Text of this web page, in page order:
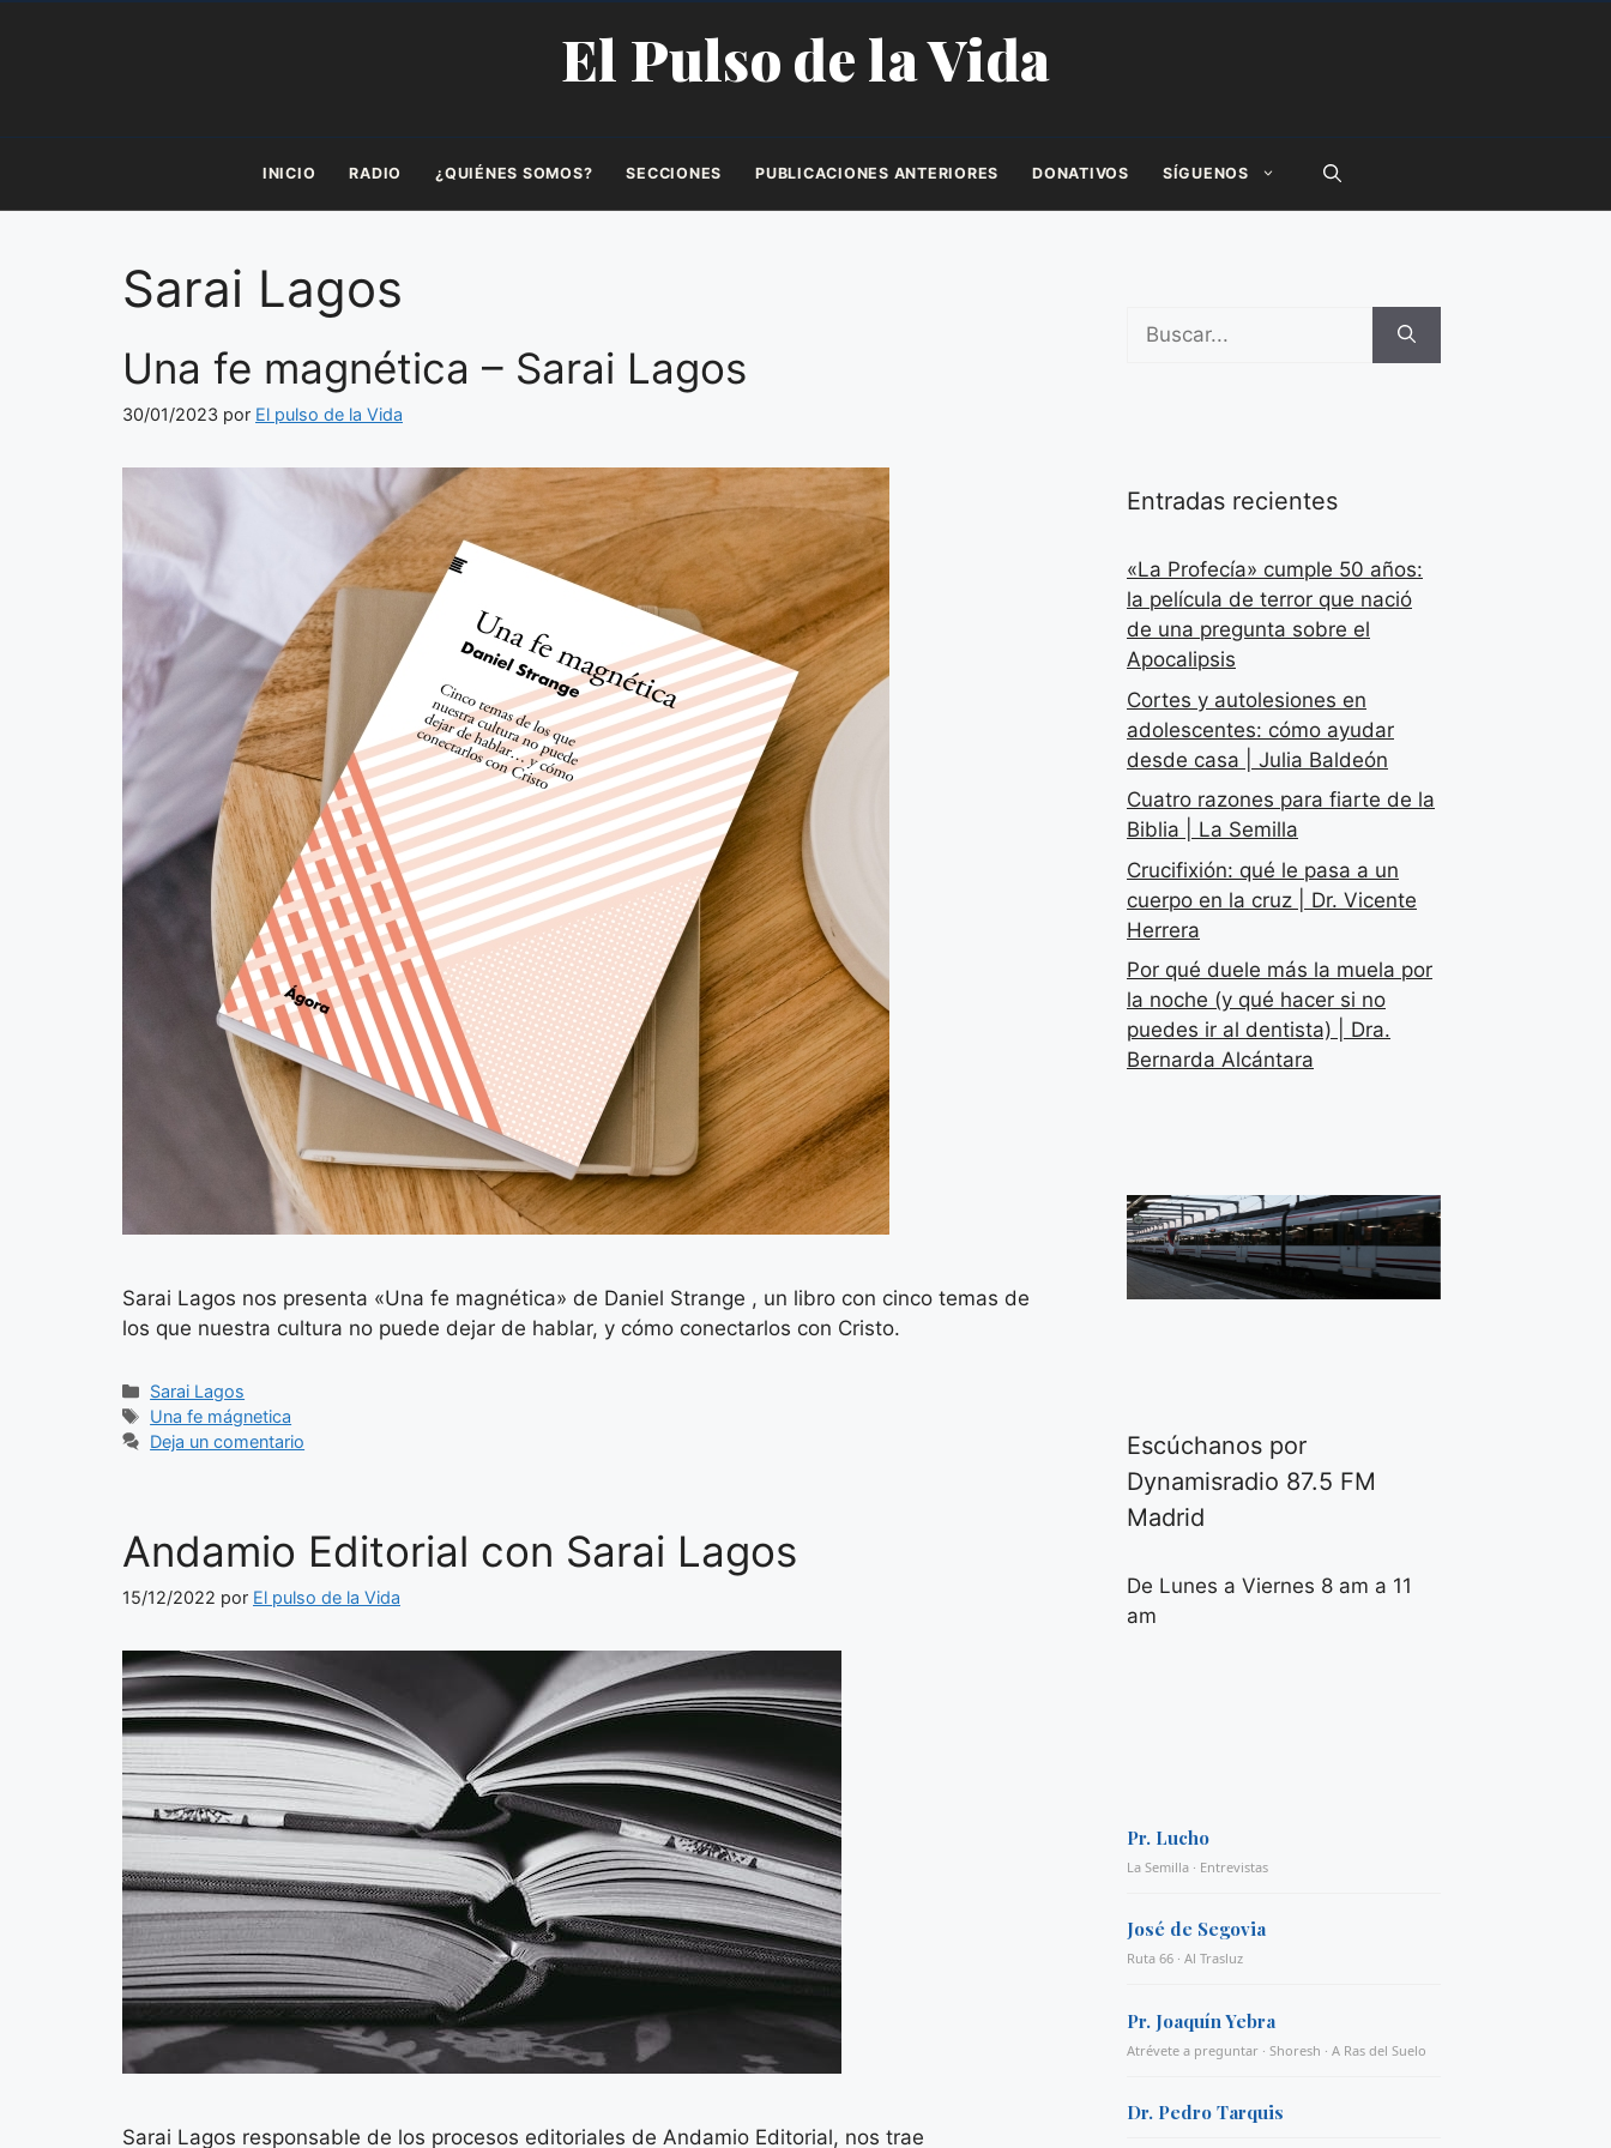
El Pulso de la Vida
INICIO RADIO ¿QUIÉNES SOMOS? SECCIONES PUBLICACIONES ANTERIORES DONATIVOS SÍGUENOS
Sarai Lagos
Una fe magnética – Sarai Lagos
30/01/2023 por El pulso de la Vida
Sarai Lagos nos presenta «Una fe magnética» de Daniel Strange , un libro con cinco temas de
los que nuestra cultura no puede dejar de hablar, y cómo conectarlos con Cristo.
Categorías
Sarai Lagos
Etiquetas
Una fe mágnetica
Deja un comentario
Andamio Editorial con Sarai Lagos
15/12/2022 por El pulso de la Vida
Sarai Lagos responsable de los procesos editoriales de Andamio Editorial, nos trae
Buscar:
Entradas recientes
«La Profecía» cumple 50 años:
la película de terror que nació
de una pregunta sobre el
Apocalipsis
Cortes y autolesiones en
adolescentes: cómo ayudar
desde casa | Julia Baldeón
Cuatro razones para fiarte de la
Biblia | La Semilla
Crucifixión: qué le pasa a un
cuerpo en la cruz | Dr. Vicente
Herrera
Por qué duele más la muela por
la noche (y qué hacer si no
puedes ir al dentista) | Dra.
Bernarda Alcántara
Escúchanos por
Dynamisradio 87.5 FM
Madrid
De Lunes a Viernes 8 am a 11
am
Pr. Lucho
La Semilla · Entrevistas
José de Segovia
Ruta 66 · Al Trasluz
Pr. Joaquín Yebra
Atrévete a preguntar · Shoresh · A Ras del Suelo
Dr. Pedro Tarquis